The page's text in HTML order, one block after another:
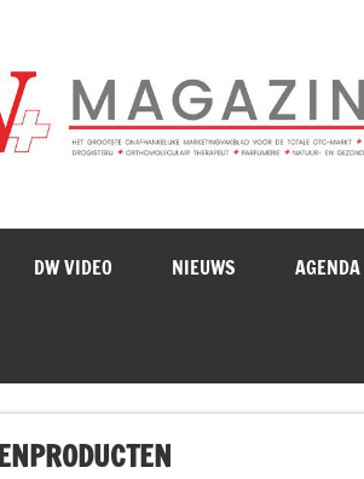
DW VIDEO NIEUWS AGENDA